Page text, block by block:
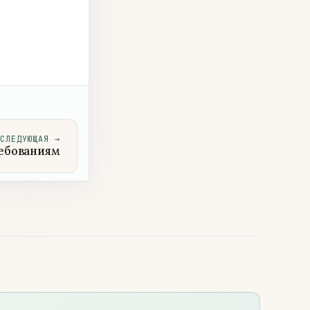
СЛЕДУЮЩАЯ →